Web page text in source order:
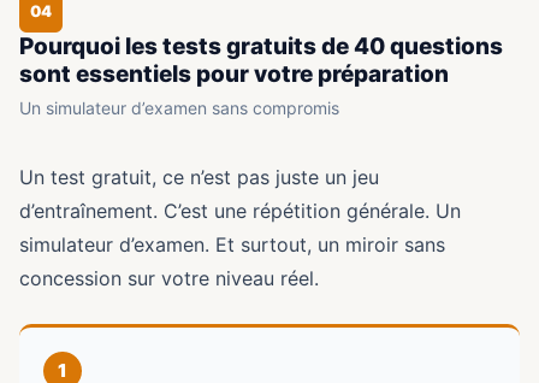
04
Pourquoi les tests gratuits de 40 questions
sont essentiels pour votre préparation
Un simulateur d’examen sans compromis
Un test gratuit, ce n’est pas juste un jeu
d’entraînement. C’est une répétition générale. Un
simulateur d’examen. Et surtout, un miroir sans
concession sur votre niveau réel.
1